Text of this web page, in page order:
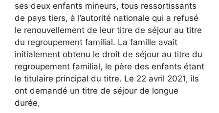
ses deux enfants mineurs, tous ressortissants
de pays tiers, à l’autorité nationale qui a refusé
le renouvellement de leur titre de séjour au titre
du regroupement familial. La famille avait
initialement obtenu le droit de séjour au titre du
regroupement familial, le père des enfants étant
le titulaire principal du titre. Le 22 avril 2021, ils
ont demandé un titre de séjour de longue
durée,